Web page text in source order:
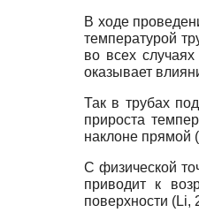
В ходе
температурой
во всех
оказывает
Так в трубах
прироста
наклоне прямой
С физической
приводит к
поверхности (Li,